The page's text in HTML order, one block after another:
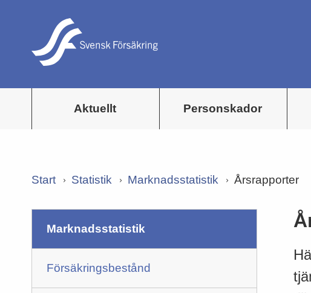
Aktuellt Personskador
Start Statistik Marknadsstatistik Årsrapporter
marknadsstatistik
Försäkringsbestånd